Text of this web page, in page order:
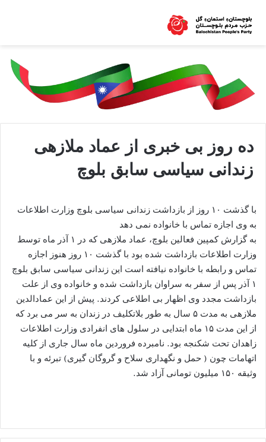
ده روز بی خبری از عماد ملازهی
زندانی سیاسی سابق بلوچ
با گذشت ۱۰ روز از بازداشت زندانی سیاسی بلوچ وزارت اطلاعات
به وی اجازه تماس با خانواده نمی دهد
به گزارش کمپین فعالین بلوچ، عماد ملازهی که در ۱ آذر ماه توسط
وزارت اطلاعات بازداشت شده بود با گذشت ۱۰ روز هنوز اجازه
تماس و رابطه با خانواده نیافته است این زندانی سیاسی سابق بلوچ
۱ آذر پس از سفر به سراوان بازداشت شده و خانواده وی از علت
بازداشت مجدد وی اظهار بی اطلاعی کردند. پیش از این عمادالدین
ملازهی به مدت ۵ سال به طور بلاتکلیف در زندان به سر می برد که
از این مدت ۱۵ ماه ابتدایی در سلول های انفرادی وزارت اطلاعات
زاهدان تحت شکنجه بود. نامبرده فروردین ماه سال جاری از کلیه
اتهامات چون ( حمل و نگهداری سلاح و گروگان گیری) تبرئه و با
وثیقه ۱۵۰ میلیون تومانی آزاد شد.